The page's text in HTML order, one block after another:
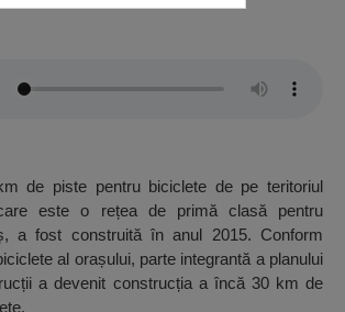
de piste pentru biciclete de pe teritoriul
este o rețea de primă clasă pentru
a fost construită în anul 2015. Conform
al orașului, parte integrantă a planului
a devenit construcția a încă 30 km de